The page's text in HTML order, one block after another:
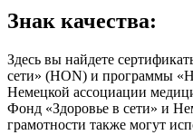
Знак качества:
Здесь вы найдете
сети» (HON) и программы
Немецкой ассоциации
Фонд «Здоровье в сети» и
грамотности также могут